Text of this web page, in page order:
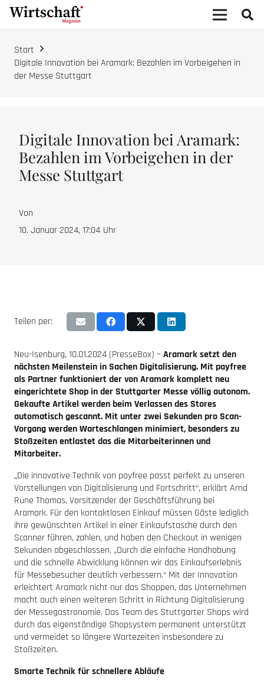
Start
Digitale Innovation bei Aramark: Bezahlen im Vorbeigehen in
der Messe Stuttgart
Digitale Innovation bei Aramark:
Bezahlen im Vorbeigehen in der
Messe Stuttgart
Von
10. Januar 2024, 17:04 Uhr
Teilen per:
Neu-Isenburg, 10.01.2024 (PresseBox) – Aramark setzt den
nächsten Meilenstein in Sachen Digitalisierung. Mit payfree
als Partner funktioniert der von Aramark komplett neu
eingerichtete Shop in der Stuttgarter Messe völlig autonom.
Gekaufte Artikel werden beim Verlassen des Stores
automatisch gescannt. Mit unter zwei Sekunden pro Scan-
Vorgang werden Warteschlangen minimiert, besonders zu
Stoßzeiten entlastet das die Mitarbeiterinnen und
Mitarbeiter.
„Die innovative Technik von payfree passt perfekt zu unseren
Vorstellungen von Digitalisierung und Fortschritt“, erklärt Arnd
Rune Thomas, Vorsitzender der Geschäftsführung bei
Aramark. Für den kontaktlosen Einkauf müssen Gäste lediglich
ihre gewünschten Artikel in einer Einkaufstasche durch den
Scanner führen, zahlen, und haben den Checkout in wenigen
Sekunden abgeschlossen. „Durch die einfache Handhabung
und die schnelle Abwicklung können wir das Einkaufserlebnis
für Messebesucher deutlich verbessern.“ Mit der Innovation
erleichtert Aramark nicht nur das Shoppen, das Unternehmen
macht auch einen weiteren Schritt in Richtung Digitalisierung
der Messegastronomie. Das Team des Stuttgarter Shops wird
durch das eigenständige Shopsystem permanent unterstützt
und vermeidet so längere Wartezeiten insbesondere zu
Stoßzeiten.
Smarte Technik für schnellere Abläufe